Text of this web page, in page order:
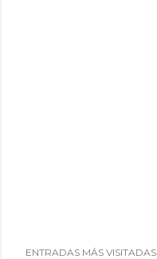
ENTRADAS MÁS VISITADAS